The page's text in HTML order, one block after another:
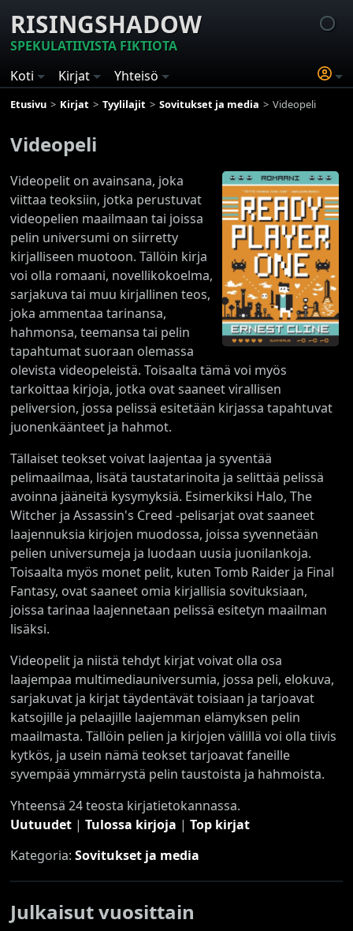
RISINGSHADOW
SPEKULATIIVISTA FIKTIOTA
Koti
Kirjat Yhteisö
Etusivu Kirjat Tyylilajit Sovitukset ja media Videopeli
Videopeli
Videopelit on avainsana, joka
viittaa teoksiin, jotka perustuvat
videopelien maailmaan tai joissa
pelin universumi on siirretty
kirjalliseen muotoon. Tällöin kirja
voi olla romaani, novellikokoelma,
sarjakuva tai muu kirjallinen teos,
joka ammentaa tarinansa,
hahmonsa, teemansa tai pelin
tapahtumat suoraan olemassa
olevista videopeleistä. Toisaalta tämä voi myös
tarkoittaa kirjoja, jotka ovat saaneet virallisen
peliversion, jossa pelissä esitetään kirjassa tapahtuvat
juonenkäänteet ja hahmot.
Tällaiset teokset voivat laajentaa ja syventää
pelimaailmaa, lisätä taustatarinoita ja selittää pelissä
avoinna jääneitä kysymyksiä. Esimerkiksi Halo, The
Witcher ja Assassin's Creed -pelisarjat ovat saaneet
laajennuksia kirjojen muodossa, joissa syvennetään
pelien universumeja ja luodaan uusia juonilankoja.
Toisaalta myös monet pelit, kuten Tomb Raider ja Final
Fantasy, ovat saaneet omia kirjallisia sovituksiaan,
joissa tarinaa laajennetaan pelissä esitetyn maailman
lisäksi.
Videopelit ja niistä tehdyt kirjat voivat olla osa
laajempaa multimediauniversumia, jossa peli, elokuva,
sarjakuvat ja kirjat täydentävät toisiaan ja tarjoavat
katsojille ja pelaajille laajemman elämyksen pelin
maailmasta. Tällöin pelien ja kirjojen välillä voi olla tiivis
kytkös, ja usein nämä teokset tarjoavat faneille
syvempää ymmärrystä pelin taustoista ja hahmoista.
Yhteensä 24 teosta kirjatietokannassa.
Uutuudet |Tulossa kirjoja |Top kirjat
Kategoria:Sovitukset ja media
Julkaisut vuosittain